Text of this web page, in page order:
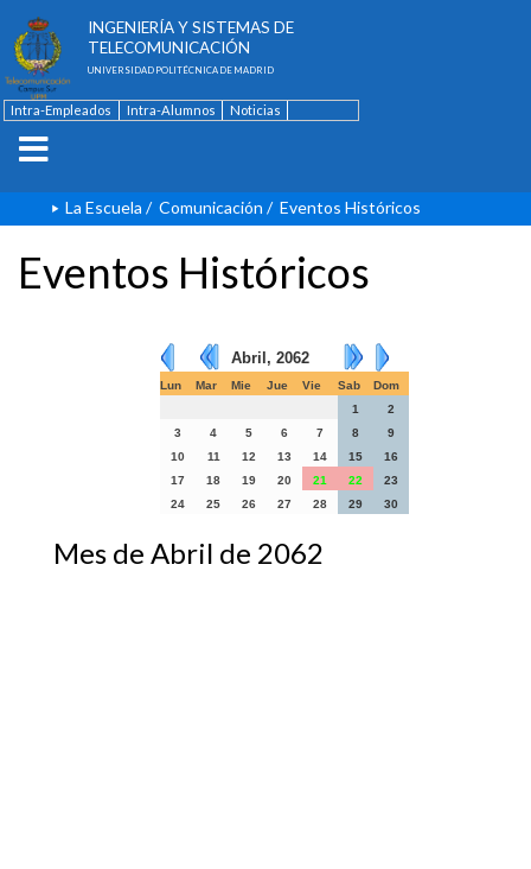
INGENIERÍA Y SISTEMAS DE
TELECOMUNICACIÓN
UNIVERSIDAD POLITÉCNICA DE MADRID
Intra-Empleados Intra-Alumnos
Noticias
La Escuela / Comunicación / Eventos Históricos
Eventos Históricos
Abril, 2062
Lun Mar Mie Jue Vie Sab
Dom
1
2
3
4 5 6 7 8
9
10
11 12 13 14 15
16
17
18 19 20 21 22
23
24
25 26 27 28 29 30
Mes de Abril de 2062